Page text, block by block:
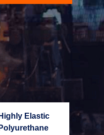
Highly Elastic
Polyurethane